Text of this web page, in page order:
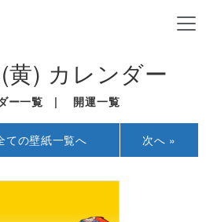
黄) カレンダー
ー一覧 | 開運一覧
ての壁紙一覧へ 次へ »